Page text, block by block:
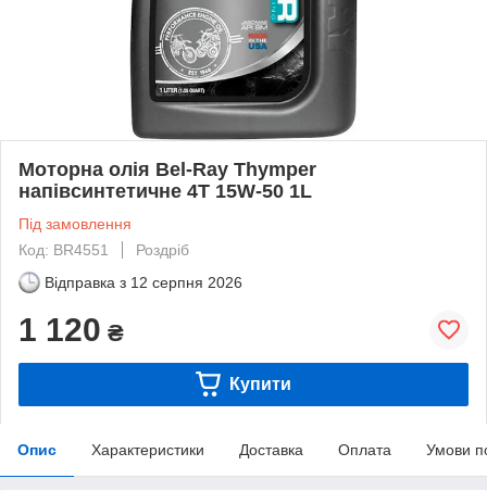
Моторна олія Bel-Ray Thymper
напівсинтетичне 4T 15W-50 1L
Під замовлення
Код: BR4551
Роздріб
Відправка з 12 серпня 2026
1 120 ₴
Купити
Опис Характеристики Доставка Оплата Умови